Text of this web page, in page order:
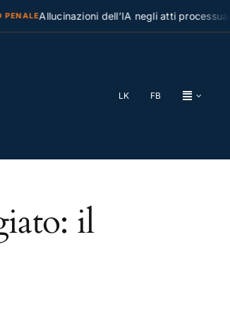
Allucinazioni dell’IA negli atti
LK FB
il